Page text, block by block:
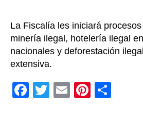
La Fiscalía les iniciará
minería ilegal, hotelería ilegal
nacionales y deforestación
extensiva.
F
T
E
Pi